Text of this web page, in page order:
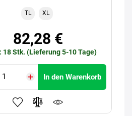
TL XL
82,28 €
18 Stk. (Lieferung 5-10 Tage)
In den Warenkorb